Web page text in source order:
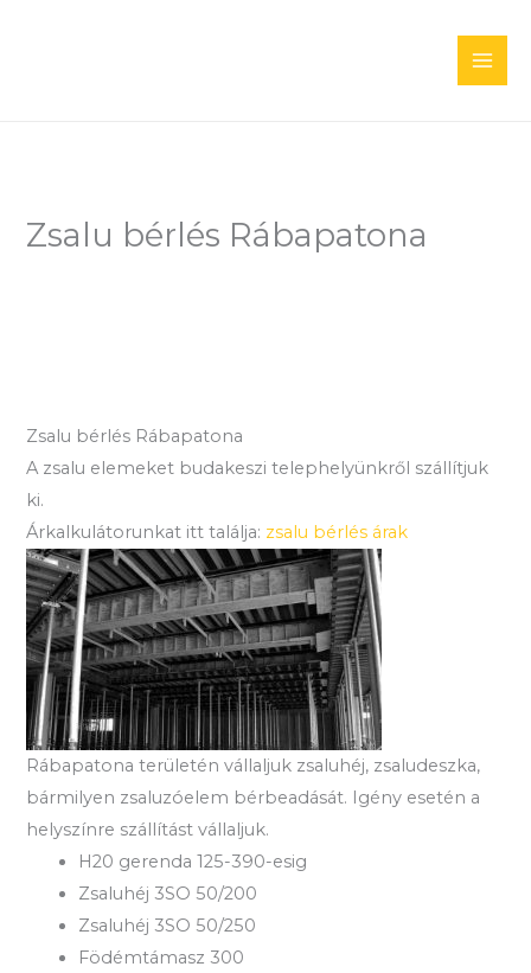
Zsalu bérlés Rábapatona
Zsalu bérlés Rábapatona
A zsalu elemeket budakeszi telephelyünkről szállítjuk
ki.
Árkalkulátorunkat itt találja: zsalu bérlés árak
Rábapatona területén vállaljuk zsaluhéj, zsaludeszka,
bármilyen zsaluzóelem bérbeadását. Igény esetén a
helyszínre szállítást vállaljuk.
H20 gerenda 125-390-esig
Zsaluhéj 3SO 50/200
Zsaluhéj 3SO 50/250
Födémtámasz 300